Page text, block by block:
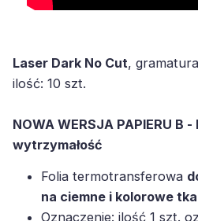
Laser Dark No Cut,
ilość: 10 szt.
NOWA WERSJA PAPIERU B
wytrzymałość
Folia termotransferowa
na ciemne i kolorowe
Oznaczenie: ilość 1 szt.